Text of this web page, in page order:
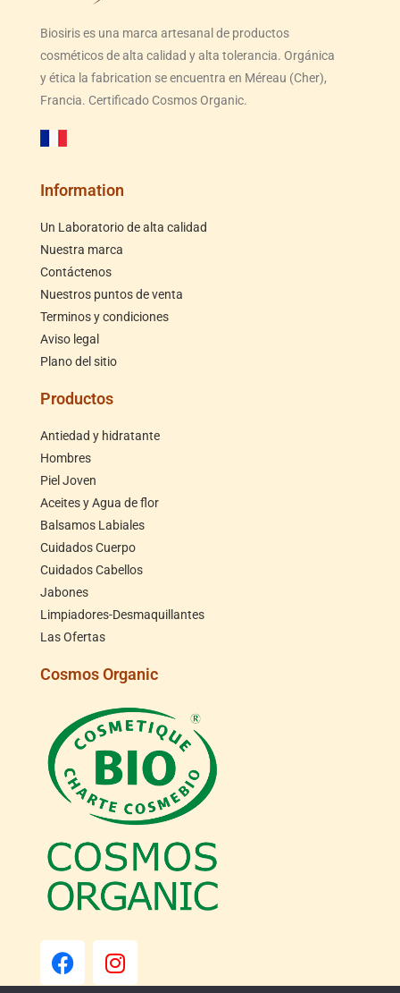
Biosiris es una marca artesanal de productos
cosméticos de alta calidad y alta tolerancia. Orgánica
y ética la fabrication se encuentra en Méreau (Cher),
Francia. Certificado Cosmos Organic.
Information
Un Laboratorio de alta calidad
Nuestra marca
Contáctenos
Nuestros puntos de venta
Terminos y condiciones
Aviso legal
Plano del sitio
Productos
Antiedad y hidratante
Hombres
Piel Joven
Aceites y Agua de flor
Balsamos Labiales
Cuidados Cuerpo
Cuidados Cabellos
Jabones
Limpiadores-Desmaquillantes
Las Ofertas
Cosmos Organic